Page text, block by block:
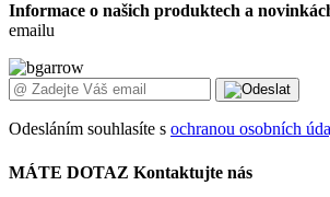
Informace o našich produktech a
emailu
Odesláním souhlasíte s ochranou osobních
MÁTE DOTAZ Kontaktujte nás